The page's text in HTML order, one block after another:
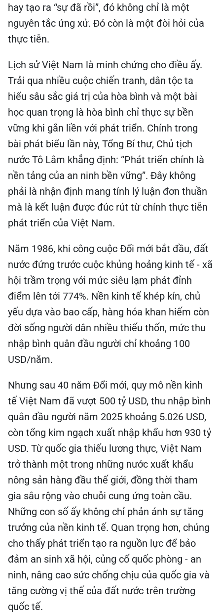
hay tạo ra “sự đã rồi”, đó không chỉ là một
nguyên tắc ứng xử. Đó còn là một đòi hỏi của
thực tiễn.
Lịch sử Việt Nam là minh chứng cho điều ấy.
Trải qua nhiều cuộc chiến tranh, dân tộc ta
hiểu sâu sắc giá trị của hòa bình và một bài
học quan trọng là hòa bình chỉ thực sự bền
vững khi gắn liền với phát triển. Chính trong
bài phát biểu lần này, Tổng Bí thư, Chủ tịch
nước Tô Lâm khẳng định: “Phát triển chính là
nền tảng của an ninh bền vững”. Đây không
phải là nhận định mang tính lý luận đơn thuần
mà là kết luận được đúc rút từ chính thực tiễn
phát triển của Việt Nam.
Năm 1986, khi công cuộc Đổi mới bắt đầu, đất
nước đứng trước cuộc khủng hoảng kinh tế - xã
hội trầm trọng với mức siêu lạm phát đỉnh
điểm lên tới 774%. Nền kinh tế khép kín, chủ
yếu dựa vào bao cấp, hàng hóa khan hiếm còn
đời sống người dân nhiều thiếu thốn, mức thu
nhập bình quân đầu người chỉ khoảng 100
USD/năm.
Nhưng sau 40 năm Đổi mới, quy mô nền kinh
tế Việt Nam đã vượt 500 tỷ USD, thu nhập bình
quân đầu người năm 2025 khoảng 5.026 USD,
còn tổng kim ngạch xuất nhập khẩu hơn 930 tỷ
USD. Từ quốc gia thiếu lương thực, Việt Nam
trở thành một trong những nước xuất khẩu
nông sản hàng đầu thế giới, đồng thời tham
gia sâu rộng vào chuỗi cung ứng toàn cầu.
Những con số ấy không chỉ phản ánh sự tăng
trưởng của nền kinh tế. Quan trọng hơn, chúng
cho thấy phát triển tạo ra nguồn lực để bảo
đảm an sinh xã hội, củng cố quốc phòng - an
ninh, nâng cao sức chống chịu của quốc gia và
tăng cường vị thế của đất nước trên trường
quốc tế.